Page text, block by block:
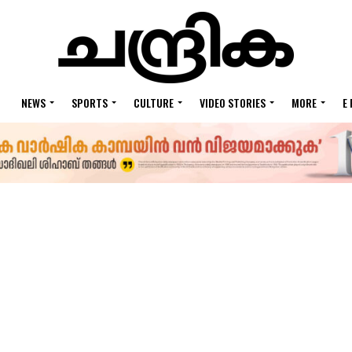
NEWS SPORTS CULTURE VIDEO STORIES MORE E